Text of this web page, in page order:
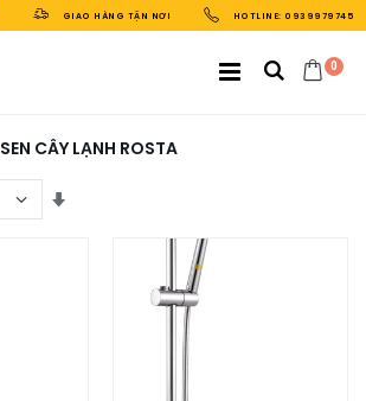
GIAO HÀNG TẬN NƠI HOTLINE: 0939979745
0
SEN CÂY LẠNH ROSTA
Sắp Xếp Theo